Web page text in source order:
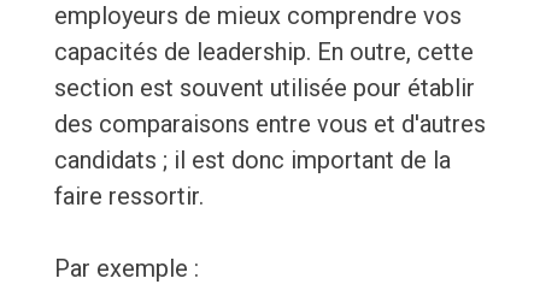
employeurs de mieux comprendre vos
capacités de leadership. En outre, cette
section est souvent utilisée pour établir
des comparaisons entre vous et d'autres
candidats ; il est donc important de la
faire ressortir.
Par exemple :